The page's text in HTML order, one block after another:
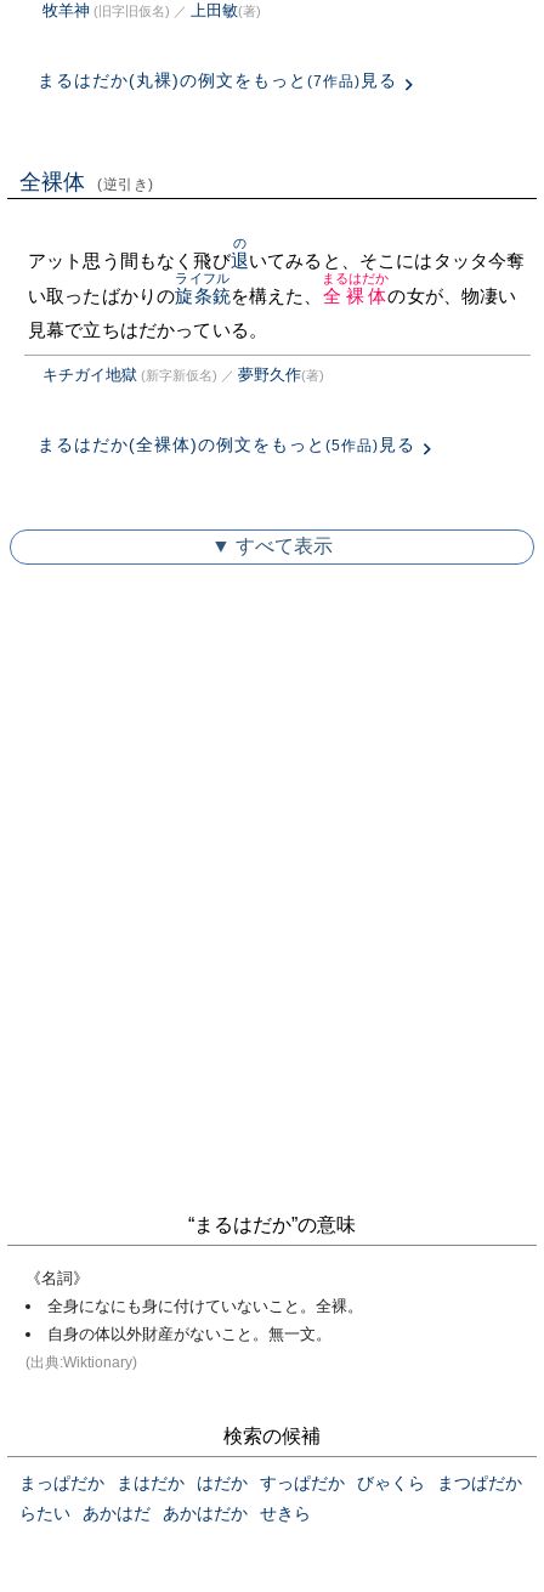
牧羊神 (旧字旧仮名) ／ 上田敏(著)
まるはだか(丸裸)の例文をもっと (7作品) 見る
全裸体 (逆引き)
アット思う間もなく飛び退
の
いてみると、そこにはタッタ今奪
い取ったばかりの旋条銃
ライフル
を構えた、 全裸体
まるはだか
の女が、物凄い
見幕で立ちはだかっている。
キチガイ地獄 (新字新仮名) ／ 夢野久作(著)
まるはだか(全裸体)の例文をもっと (5作品) 見る
▼ すべて表示
“まるはだか”の意味
《名詞》
全身になにも身に付けていないこと。全裸。
自身の体以外財産がないこと。無一文。
(出典:Wiktionary)
検索の候補
まっぱだか まはだか はだか すっぱだか びゃくら
まつぱだか
らたい
あかはだ あかはだか せきら